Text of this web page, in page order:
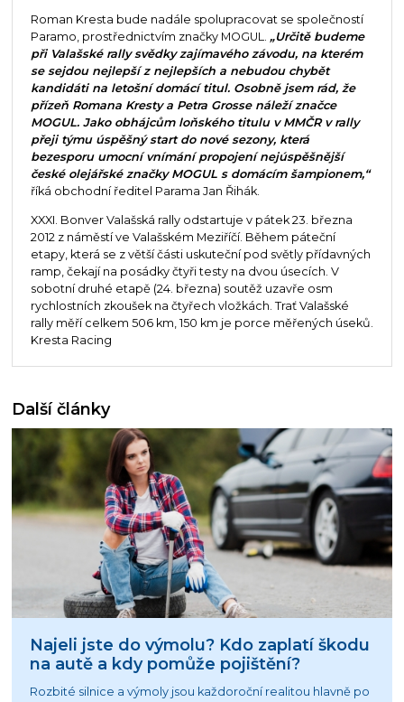
Roman Kresta bude nadále spolupracovat se společností
Paramo, prostřednictvím značky MOGUL. „Určitě budeme
při Valašské rally svědky zajímavého závodu, na kterém
se sejdou nejlepší z nejlepších a nebudou chybět
kandidáti na letošní domácí titul. Osobně jsem rád, že
přízeň Romana Kresty a Petra Grosse náleží značce
MOGUL. Jako obhájcům loňského titulu v MMČR v rally
přeji týmu úspěšný start do nové sezony, která
bezesporu umocní vnímání propojení nejúspěšnější
české olejářské značky MOGUL s domácím šampionem,“
říká obchodní ředitel Parama Jan Řihák.
XXXI. Bonver Valašská rally odstartuje v pátek 23. března
2012 z náměstí ve Valašském Meziříčí. Během páteční
etapy, která se z větší části uskuteční pod světly přídavných
ramp, čekají na posádky čtyři testy na dvou úsecích. V
sobotní druhé etapě (24. března) soutěž uzavře osm
rychlostních zkoušek na čtyřech vložkách. Trať Valašské
rally měří celkem 506 km, 150 km je porce měřených úseků.
Kresta Racing
Další články
Najeli jste do výmolu? Kdo zaplatí škodu
na autě a kdy pomůže pojištění?
Rozbité silnice a výmoly jsou každoroční realitou hlavně po